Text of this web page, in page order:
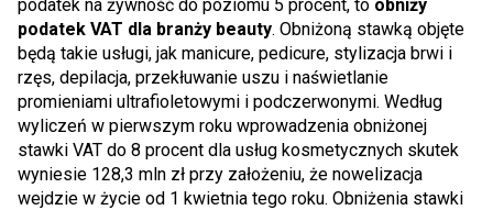
podatek na żywność do poziomu 5 procent, to obniży
podatek VAT dla branży beauty. Obniżoną stawką objęte
będą takie usługi, jak manicure, pedicure, stylizacja brwi i
rzęs, depilacja, przekłuwanie uszu i naświetlanie
promieniami ultrafioletowymi i podczerwonymi. Według
wyliczeń w pierwszym roku wprowadzenia obniżonej
stawki VAT do 8 procent dla usług kosmetycznych skutek
wyniesie 128,3 mln zł przy założeniu, że nowelizacja
wejdzie w życie od 1 kwietnia tego roku. Obniżenia stawki